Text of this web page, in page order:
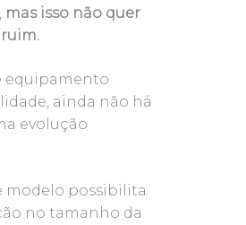
mas isso não quer
equipamento
ainda não há
evolução
modelo possibilita
no tamanho da